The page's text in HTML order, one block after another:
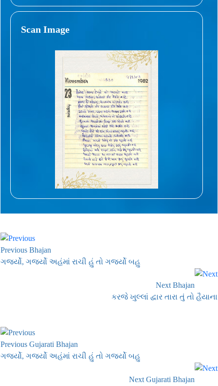
Scan Image
Previous Bhajan
ગર્જ્યો, ગર્જ્યો અહંમાં રાચી હું તો ગર્જ્યો બહુ
Next Bhajan
કરજે ખુલ્લાં દ્વાર તારા તું તો હૈયાના
Previous Gujarati Bhajan
ગર્જ્યો, ગર્જ્યો અહંમાં રાચી હું તો ગર્જ્યો બહુ
Next Gujarati Bhajan